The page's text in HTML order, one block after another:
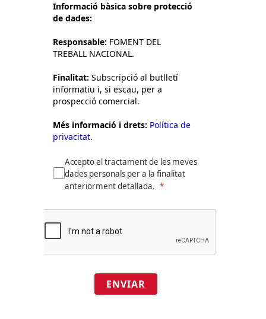
Informació bàsica sobre protecció
de dades:
Responsable: FOMENT DEL
TREBALL NACIONAL.
Finalitat: Subscripció al butlletí
informatiu i, si escau, per a
prospecció comercial.
Més informació i drets: Política de
privacitat.
Accepto el tractament de les meves
dades personals per a la finalitat
anteriorment detallada.
ENVIAR